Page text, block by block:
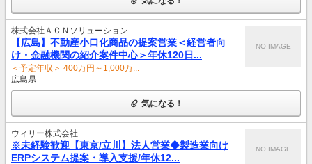
株式会社ＡＣＮソリューション
【広島】不動産小口化商品の提案営業＜経営者向
け・金融機関の紹介案件中心＞年休120日...
＜予定年収＞ 400万円～1,000万...
広島県
NO IMAGE
気になる！
ウィリー株式会社
※未経験歓迎【東京/立川】法人営業◆製造業向け
ERPシステム提案・導入支援/年休12...
NO IMAGE